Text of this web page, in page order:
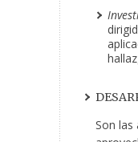
Son las